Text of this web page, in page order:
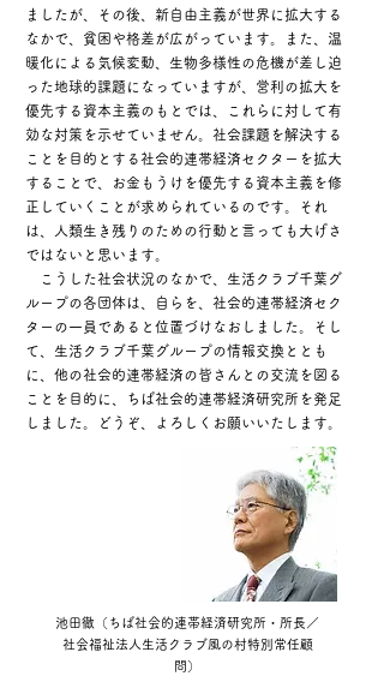
ましたが、その後、新自由主義が世界に拡大する
なかで、貧困や格差が広がっています。また、温
暖化による気候変動、生物多様性の危機が差し迫
った地球的課題になっていますが、営利の拡大を
優先する資本主義のもとでは、これらに対して有
効な対策を示せていません。社会課題を解決する
ことを目的とする社会的連帯経済セクターを拡大
することで、お金もうけを優先する資本主義を修
正していくことが求められているのです。それ
は、人類生き残りのための行動と言っても大げさ
ではないと思います。
こうした社会状況のなかで、生活クラブ千葉グ
ループの各団体は、自らを、社会的連帯経済セク
ターの一員であると位置づけなおしました。そし
て、生活クラブ千葉グループの情報交換ととも
に、他の社会的連帯経済の皆さんとの交流を図る
ことを目的に、ちば社会的連帯経済研究所を発足
しました。どうぞ、よろしくお願いいたします。
​池田徹（ちば社会的連帯経済研究所・所長／
社会福祉法人生活クラブ風の村特別常任顧
問）